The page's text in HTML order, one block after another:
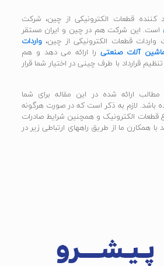
قطعات الکترونیکی از چین، شرکت
است. این شرکت هم در چین و ایران مستقر
قطعات الکترونیکی از چین،واردات
آلات صنعتیرا ارائه می دهد و هم
قرارداد با طرف چینی در اختیار شما قرار
مطالب ارائه شده در این مقاله برای شما
باشد. لازم به ذکر است که در صورت هرگونه
قطعات الکترونیک و همچنین شرایط صادرات
با همکارن ما از طریق راههای ارتباطی زیر در